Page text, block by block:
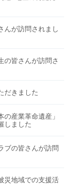
んが訪問されまし
の皆さんが訪問さ
だきました
産業革命遺産」
しました
ブの皆さんが訪問
災地域での支援活